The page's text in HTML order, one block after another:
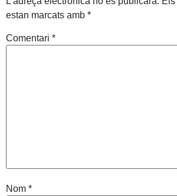
estan marcats amb *
Comentari *
Nom *